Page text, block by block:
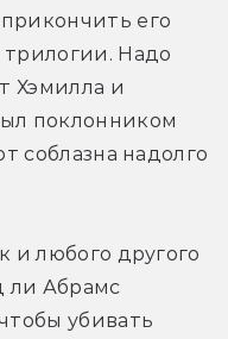
его
Надо
Хэмилла и
поклонником
соблазна надолго
и любого другого
убивать